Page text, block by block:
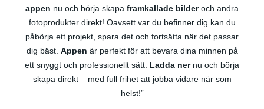
appen nu och börja skapa framkallade bilderoch andra
fotoprodukter direkt! Oavsett var du befinner dig kan du
påbörja ett projekt, spara det och fortsätta när det passar
dig bäst. Appen är perfekt för att bevara dina minnen på
ett snyggt och professionellt sätt. Ladda nernu och börja
skapa direkt – med full frihet att jobba vidare när som
helst!”